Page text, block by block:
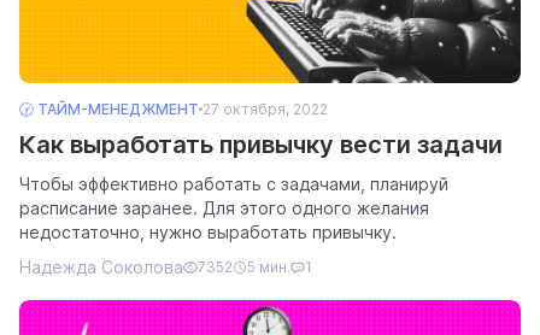
🕝 ТАЙМ-МЕНЕДЖМЕНТ 27 октября, 2022
Как выработать привычку вести задачи
Чтобы эффективно работать с задачами, планируй
расписание заранее. Для этого одного желания
недостаточно, нужно выработать привычку.
Надежда Соколова
7352 5 мин. 1